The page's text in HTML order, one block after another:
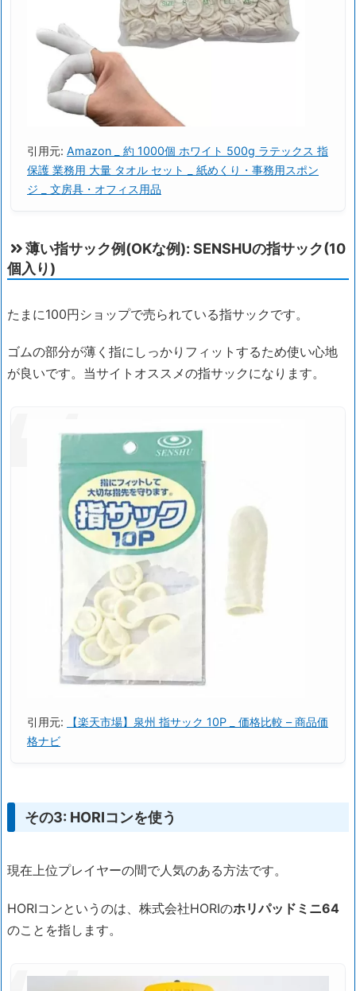
引用元: Amazon _ 約 1000個 ホワイト 500g ラテックス 指
保護 業務用 大量 タオル セット _ 紙めくり・事務用スポン
ジ _ 文房具・オフィス用品
薄い指サック例(OKな例): SENSHUの指サック(10
個入り)
たまに100円ショップで売られている指サックです。
ゴムの部分が薄く指にしっかりフィットするため使い心地
が良いです。当サイトオススメの指サックになります。
引用元:
【楽天市場】泉州 指サック 10P _ 価格比較 – 商品価
格ナビ
その3: HORIコンを使う
現在上位プレイヤーの間で人気のある方法です。
HORIコンというのは、株式会社HORIのホリパッドミニ64
のことを指します。